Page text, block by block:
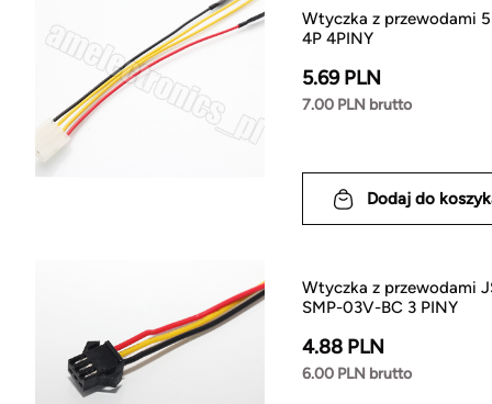
Wtyczka z przewodami
4P 4PINY
5.69 PLN
7.00 PLN brutto
Dodaj do
Wtyczka z przewodami
SMP-03V-BC 3 PINY
4.88 PLN
6.00 PLN brutto